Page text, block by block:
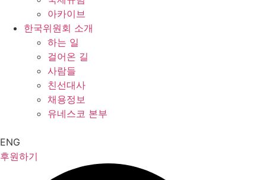
아카이브
한국위원회 소개
하는 일
걸어온 길
사람들
친선대사
채용정보
유네스코 본부
ENG
후원하기